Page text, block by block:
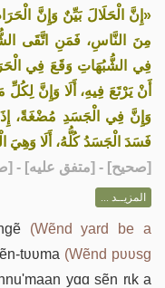
«إِنَّ الْحَلَالَ بَيِّنٌ وَإِنَّ
مِنَ النَّاسِ، فَمَنِ اتَّقَى
فِي الشُّبُهَاتِ وَقَعَ فِي
أَنْ يَرْتَعَ فِيهِ، أَلَا وَإِنَّ
وَإِنَّ فِي الْجَسَدِ مُضْغَةً،
فَسَدَ الْجَسَدُ كُلُّهُ، أَلَا وَهِيَ
[صحيح] - [متفق عليه] -
المزيــد ...
(Wẽnd yard be a
tʋʋma (Wẽnd pʋʋsg
yɑɑ sẽn rɩk a